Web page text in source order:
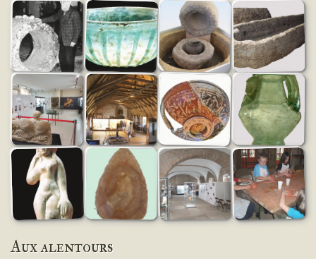
Aux alentours